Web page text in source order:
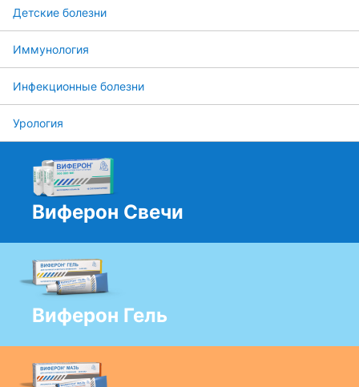
Детские болезни
Иммунология
Инфекционные болезни
Урология
Виферон Свечи
Виферон Гель